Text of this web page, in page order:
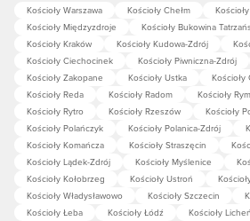
Kościoły Warszawa Kościoły Chełm
Kościoły Międzyzdroje
Kościoły Bukowina
Kościoły Kraków
Kościoły Kudowa-Zdrój
Kościoły Ciechocinek
Kościoły Piwniczna-Zdrój
Kościoły Zakopane
Kościoły Ustka Kościoły
Kościoły Reda
Kościoły Radom
Kościoły
Kościoły Rytro
Kościoły Rzeszów Kościoły
Kościoły Polańczyk
Kościoły Polanica-Zdrój
Kościoły Komańcza
Kościoły Straszęcin
Kościoły Lądek-Zdrój
Kościoły Myślenice
Kościoły Kołobrzeg
Kościoły Ustroń
Kościoły Władysławowo
Kościoły Szczecin
Kościoły Łeba
Kościoły Łódź Kościoły